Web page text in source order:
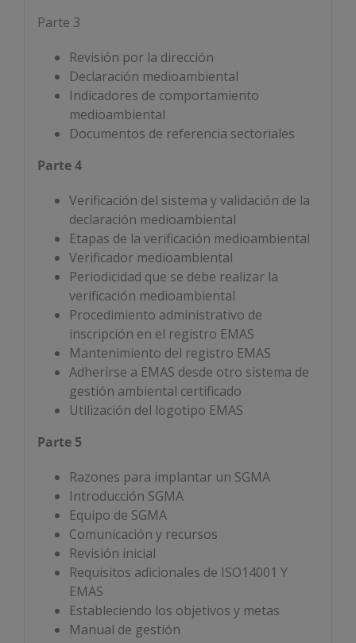
Parte 3
Revisión por la dirección
Declaración medioambiental
Indicadores de comportamiento
medioambiental
Documentos de referencia sectoriales
Parte 4
Verificación del sistema y validación de la
declaración medioambiental
Etapas de la verificación medioambiental
Verificador medioambiental
Periodicidad que se debe realizar la
verificación medioambiental
Procedimiento administrativo de
inscripción en el registro EMAS
Mantenimiento del registro EMAS
Adherirse a EMAS desde otro sistema de
gestión ambiental certificado
Utilización del logotipo EMAS
Parte 5
Razones para implantar un SGMA
Introducción SGMA
Equipo de SGMA
Comunicación y recursos
Revisión inicial
Requisitos adicionales de ISO14001 Y
EMAS
Estableciendo los objetivos y metas
Manual de gestión